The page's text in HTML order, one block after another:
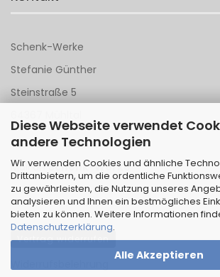
Diese Webseite verwendet
andere Technologien
Wir verwenden Cookies und ähnliche
Drittanbietern, um die ordentliche
zu gewährleisten, die Nutzung unseres
analysieren und Ihnen ein bestmögliches
bieten zu können. Weitere Informationen
Datenschutzerklärung.
Alle Akzeptieren
Schenk-Werke
Stefanie Günther
Steinstraße 5
Tel 06151 - 148 142
Mail anSchenk-Werke
Vertrag widerrufen